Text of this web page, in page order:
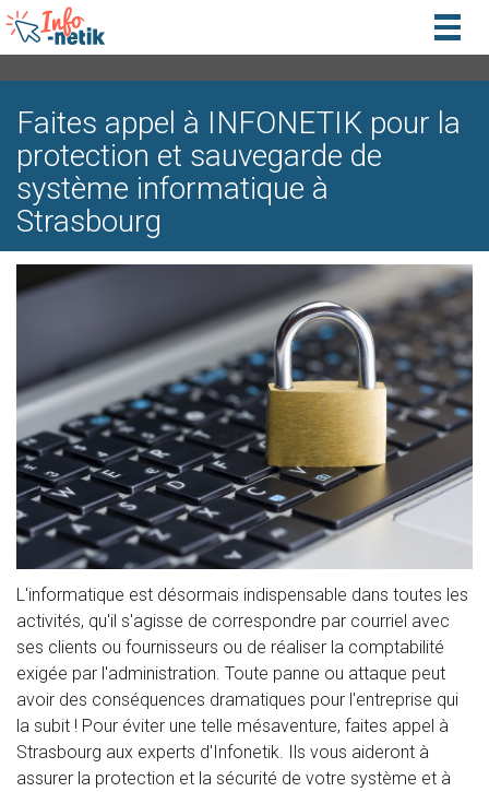
Faites appel à INFONETIK pour la
protection et sauvegarde de
système informatique à
Strasbourg
L'informatique est désormais indispensable dans toutes les
activités, qu'il s'agisse de correspondre par courriel avec
ses clients ou fournisseurs ou de réaliser la comptabilité
exigée par l'administration. Toute panne ou attaque peut
avoir des conséquences dramatiques pour l'entreprise qui
la subit ! Pour éviter une telle mésaventure, faites appel à
Strasbourg aux experts d'Infonetik. Ils vous aideront à
assurer la protection et la sécurité de votre système et à